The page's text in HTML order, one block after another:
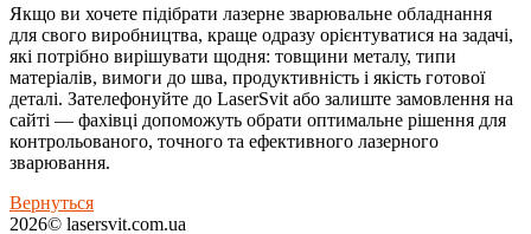
Якщо ви хочете підібрати лазерне зварювальне обладнання
для свого виробництва, краще одразу орієнтуватися на задачі,
які потрібно вирішувати щодня: товщини металу, типи
матеріалів, вимоги до шва, продуктивність і якість готової
деталі. Зателефонуйте до LaserSvit або залиште замовлення на
сайті — фахівці допоможуть обрати оптимальне рішення для
контрольованого, точного та ефективного лазерного
зварювання.
Вернуться
2026© lasersvit.com.ua